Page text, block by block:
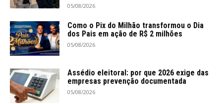
05/08/2026
Como o Pix do Milhão transformou o Dia
dos Pais em ação de R$ 2 milhões
05/08/2026
Assédio eleitoral: por que 2026 exige das
empresas prevenção documentada
05/08/2026